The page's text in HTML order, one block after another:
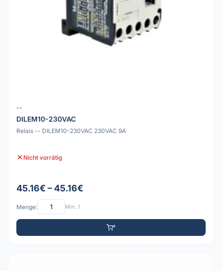
--
DILEM10-230VAC
Relais -- DILEM10-230VAC 230VAC 9A
Nicht vorrätig
45.16€ – 45.16€
Menge: Min: 1